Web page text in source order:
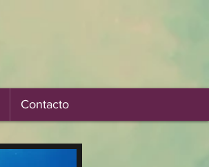
Contacto